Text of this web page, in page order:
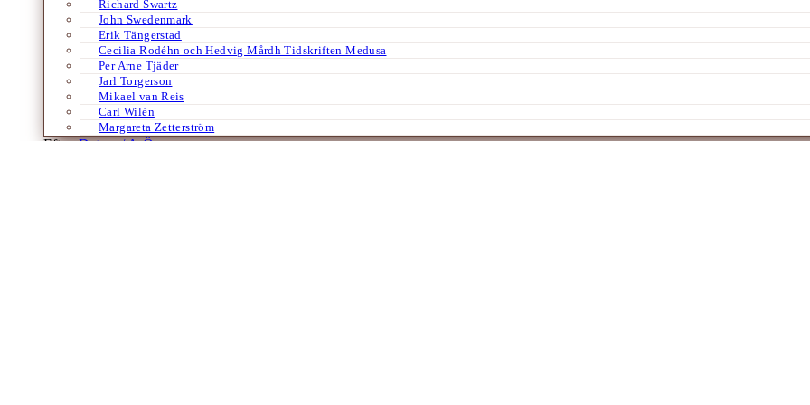
Richard Swartz
John Swedenmark
Erik Tängerstad
Cecilia Rodéhn och Hedvig Mårdh Tidskriften Medusa
Per Arne Tjäder
Jarl Torgerson
Mikael van Reis
Carl Wilén
Margareta Zetterström
Efter:Datum /A-Ö